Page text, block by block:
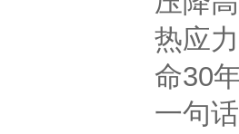
热应力
命30
一句